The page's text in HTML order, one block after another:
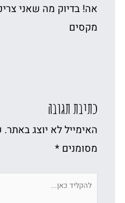
אה! בדיוק מה שאני
מקסים
כתיבת תגובה
האימייל לא יוצג באתר.
מסומנים *
להקליד